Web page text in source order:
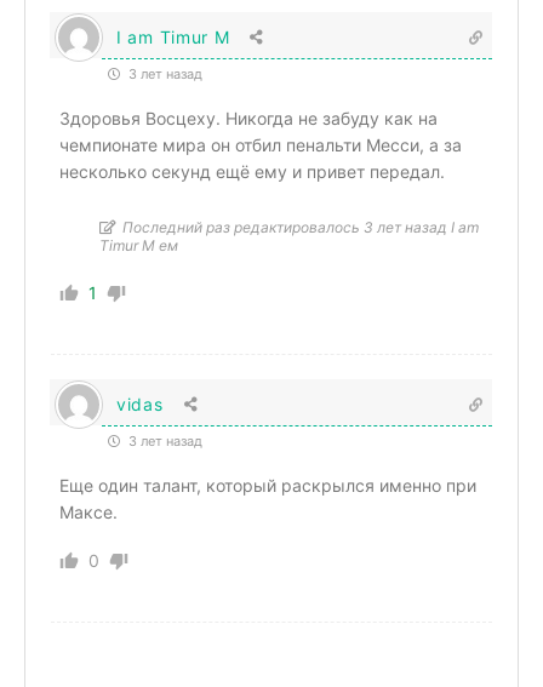
I am Timur M
3 лет назад
Здоровья Восцеху. Никогда не забуду как на
чемпионате мира он отбил пенальти Месси, а за
несколько секунд ещё ему и привет передал.
Последний раз редактировалось 3 лет назад I am
Timur M ем
1
vidas
3 лет назад
Еще один талант, который раскрылся именно при
Максе.
0